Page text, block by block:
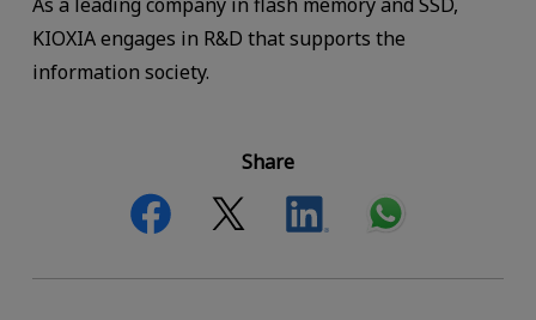
KIOXIA engages in R&D that supports the
information society.
Share